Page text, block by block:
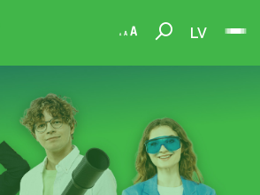
LV